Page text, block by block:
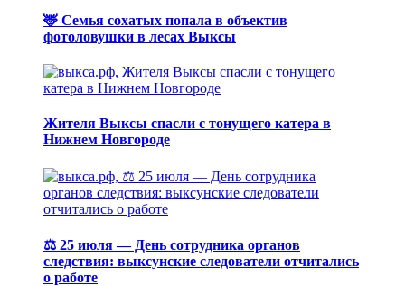
🦌 Семья сохатых попала в объектив
фотоловушки в лесах Выксы
Жителя Выксы спасли с тонущего катера в
Нижнем Новгороде
⚖️ 25 июля — День сотрудника органов
следствия: выксунские следователи отчитались
о работе